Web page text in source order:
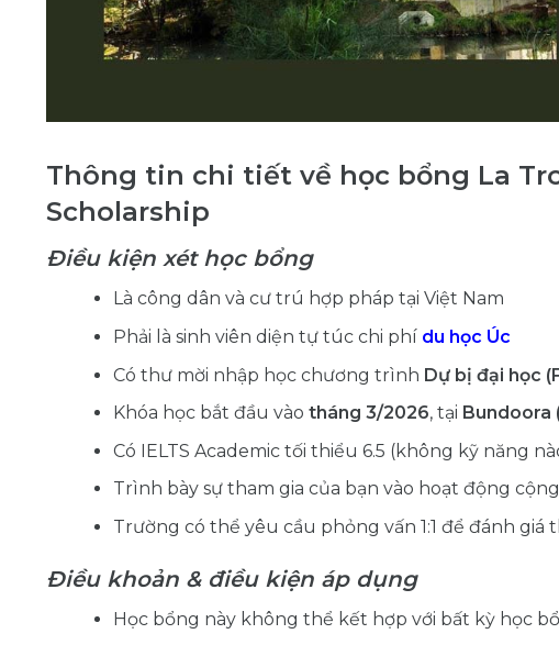
Thông tin chi tiết về học bổng La
Scholarship
Điều kiện xét học bổng
Là công dân và cư trú hợp pháp tại Việt Nam
Phải là sinh viên diện tự túc chi phí du học Úc
Có thư mời nhập học chương trình Dự bị đại học
Khóa học bắt đầu vào tháng 3/2026, tại Bundoora
Có IELTS Academic tối thiểu 6.5 (không kỹ năng
Trình bày sự tham gia của bạn vào hoạt động
Trường có thể yêu cầu phỏng vấn 1:1 để đánh giá
Điều khoản & điều kiện áp dụng
Học bổng này không thể kết hợp với bất kỳ học